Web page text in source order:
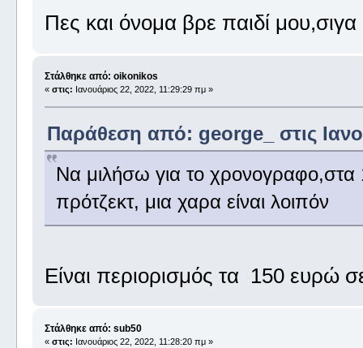
Πες και όνομα βρε παιδί μου,σιγα
Στάλθηκε από: oikonikos
« στις: Ιανουάριος 22, 2022, 11:29:29 πμ »
Παράθεση από: george_ στις
Να μιλήσω για το
πρότζεκτ, μια χαρα είναι λοιπόν
Είναι περιορισμός τα 150 ευρώ
Στάλθηκε από: sub50
« στις: Ιανουάριος 22, 2022, 11:28:20 πμ »